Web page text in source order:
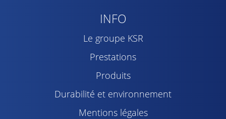
INFO
Le groupe KSR
Prestations
Produits
Durabilité et environnement
Mentions légales